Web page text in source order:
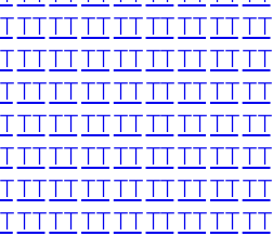
TTTTTTTTTTTTTTTT
TTTTTTTTTTTTTTTT
TTTTTTTTTTTTTTTT
TTTTTTTTTTTTTTTT
TTTTTTTTTTTTTTTT
TTTTTTTTTTTTTTTT
TTTTTTTTTTTTTTTT